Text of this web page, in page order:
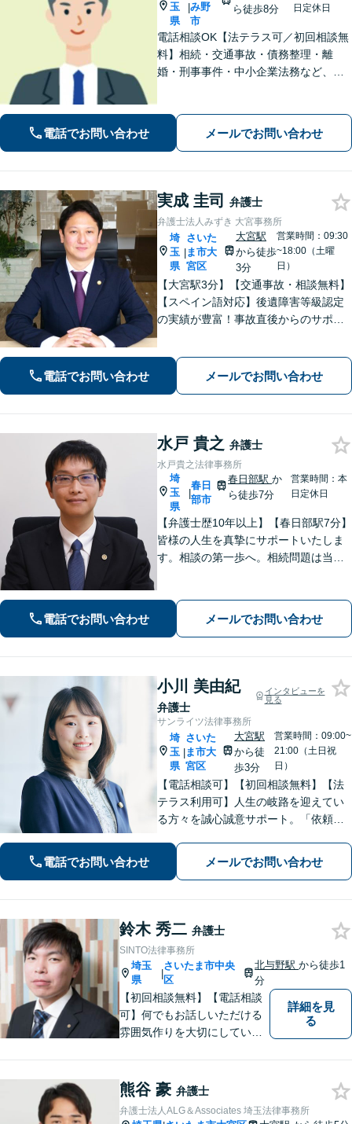
玉
県
|み野
市
ら徒歩8分
日定休日
電話相談OK【法テラス可／初回相談無
料】相続・交通事故・債務整理・離
婚・刑事事件・中小企業法務など、お
へと導きます【休日夜間対応】【上福
岡駅8分】【駐車場あり】
電話でお問い合わせ メールでお問い合わせ
実成 圭司 弁護士
弁護士法人みずき 大宮事務所
埼
玉
県
|
さいた
ま市大
宮区
大宮駅
から徒歩
3分
営業時間：09:30
~18:00（土曜
日）
【大宮駅3分】【交通事故・相談無料】
【スペイン語対応】後遺障害等級認定
の実績が豊富！事故直後からのサポー
実績あり」最適な債務整理手段をご提
案【分割・後払い応相談】
電話でお問い合わせ メールでお問い合わせ
水戸 貴之 弁護士
水戸貴之法律事務所
埼
玉
県
|
春日
部市
春日部駅か
ら徒歩7分
営業時間：本
日定休日
【弁護士歴10年以上】【春日部駅7分】
皆様の人生を真摯にサポートいたしま
す。相談の第一歩へ。相続問題は当事
の取り扱い経験があります。【当日・
土日祝日・夜間・応相談対応可能】
電話でお問い合わせ メールでお問い合わせ
小川 美由紀
弁護士
インタビューを
見る
サンライツ法律事務所
埼
玉
県
|
さいた
ま市大
宮区
大宮駅
から徒
歩3分
営業時間：09:00~
21:00（土日祝
日）
【電話相談可】【初回相談無料】【法
テラス利用可】人生の岐路を迎えてい
る方々を誠心誠意サポート。「依頼者
女問題／借金問題／相続／企業法務／
刑事事件／交通事故／労働問題など、
電話でお問い合わせ メールでお問い合わせ
鈴木 秀二 弁護士
SINTO法律事務所
埼玉
県
|
さいたま市中央
区
北与野駅から徒歩1
分
【初回相談無料】【電話相談
可】何でもお話しいただける
雰囲気作りを大切にしていま
をお聞きになってからの判断
で構いませんので、トラブル
でお困りの方は一人で悩ま
詳細を見
る
熊谷 豪 弁護士
弁護士法人ALG＆Associates 埼玉法律事務所